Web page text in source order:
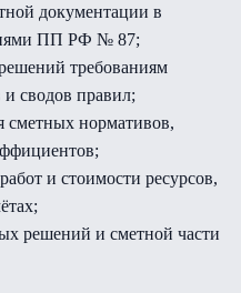
документации в
ПП РФ № 87;
требованиям
и сводов правил;
сметных нормативов,
и стоимости ресурсов,
решений и сметной части